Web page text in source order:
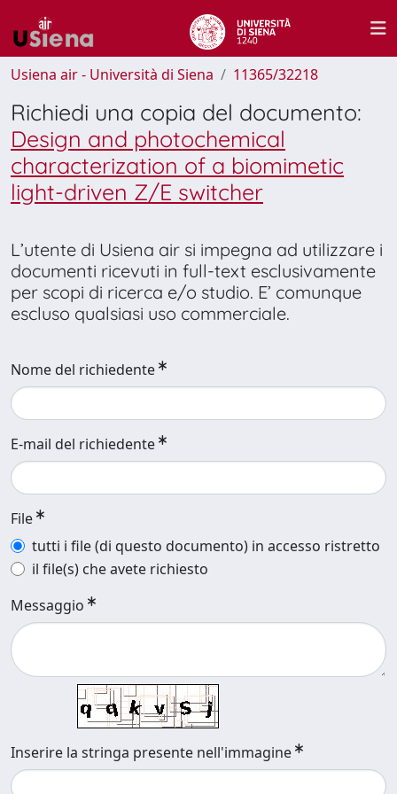
Usiena air - Università di Siena 11365/32218
Richiedi una copia del documento:
Design and photochemical
characterization of a biomimetic
light-driven Z/E switcher
L’utente di Usiena air si impegna ad utilizzare i
documenti ricevuti in full-text esclusivamente
per scopi di ricerca e/o studio. E’ comunque
escluso qualsiasi uso commerciale.
Nome del richiedente
E-mail del richiedente
File
tutti i file (di questo documento) in accesso ristretto
il file(s) che avete richiesto
Messaggio
Inserire la stringa presente nell'immagine